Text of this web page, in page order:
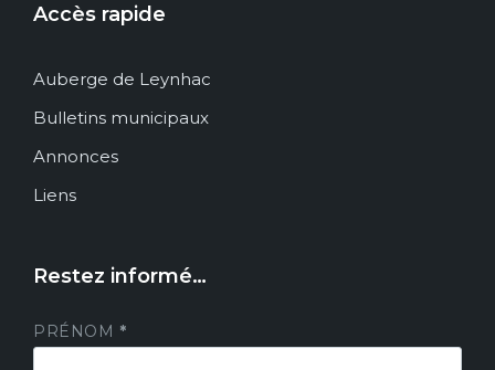
Accès rapide
Auberge de Leynhac
Bulletins municipaux
Annonces
Liens
Restez informé…
PRÉNOM *